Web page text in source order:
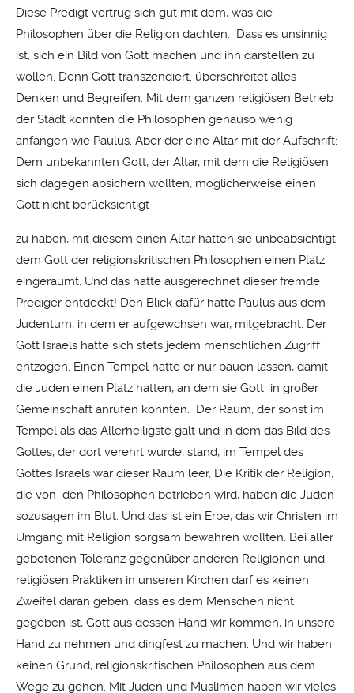
Diese Predigt vertrug sich gut mit dem, was die
Philosophen über die Religion dachten. Dass es unsinnig
ist, sich ein Bild von Gott machen und ihn darstellen zu
wollen. Denn Gott transzendiert. überschreitet alles
Denken und Begreifen. Mit dem ganzen religiösen Betrieb
der Stadt konnten die Philosophen genauso wenig
anfangen wie Paulus. Aber der eine Altar mit der Aufschrift:
Dem unbekannten Gott, der Altar, mit dem die Religiösen
sich dagegen absichern wollten, möglicherweise einen
Gott nicht berücksichtigt
zu haben, mit diesem einen Altar hatten sie unbeabsichtigt
dem Gott der religionskritischen Philosophen einen Platz
eingeräumt. Und das hatte ausgerechnet dieser fremde
Prediger entdeckt! Den Blick dafür hatte Paulus aus dem
Judentum, in dem er aufgewchsen war, mitgebracht. Der
Gott Israels hatte sich stets jedem menschlichen Zugriff
entzogen. Einen Tempel hatte er nur bauen lassen, damit
die Juden einen Platz hatten, an dem sie Gott in großer
Gemeinschaft anrufen konnten. Der Raum, der sonst im
Tempel als das Allerheiligste galt und in dem das Bild des
Gottes, der dort verehrt wurde, stand, im Tempel des
Gottes Israels war dieser Raum leer, Die Kritik der Religion,
die von den Philosophen betrieben wird, haben die Juden
sozusagen im Blut. Und das ist ein Erbe, das wir Christen im
Umgang mit Religion sorgsam bewahren wollten. Bei aller
gebotenen Toleranz gegenüber anderen Religionen und
religiösen Praktiken in unseren Kirchen darf es keinen
Zweifel daran geben, dass es dem Menschen nicht
gegeben ist, Gott aus dessen Hand wir kommen, in unsere
Hand zu nehmen und dingfest zu machen. Und wir haben
keinen Grund, religionskritischen Philosophen aus dem
Wege zu gehen. Mit Juden und Muslimen haben wir vieles